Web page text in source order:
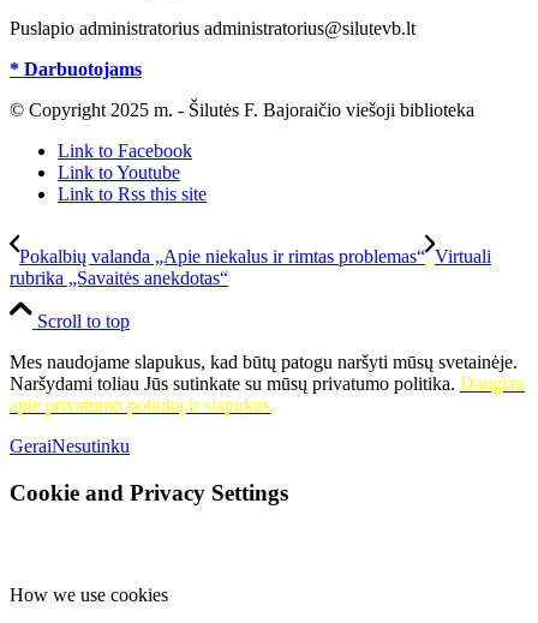
Puslapio administratorius administratorius@silutevb.lt
* Darbuotojams
© Copyright 2025 m. - Šilutės F. Bajoraičio viešoji biblioteka
Link to Facebook
Link to Youtube
Link to Rss this site
Pokalbių valanda „Apie niekalus ir rimtas problemas“ Virtuali
rubrika „Savaitės anekdotas“
Scroll to top
Mes naudojame slapukus, kad būtų patogu naršyti mūsų svetainėje.
Naršydami toliau Jūs sutinkate su mūsų privatumo politika. Daugiau
apie privatumo politiką ir slapukus
GeraiNesutinku
Cookie and Privacy Settings
How we use cookies